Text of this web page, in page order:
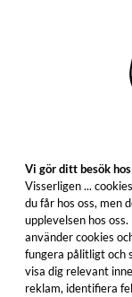
Vi gör ditt besök
Visserligen ...
du får hos oss, men
upplevelsen hos
använder cookies
fungera pålitligt och
visa dig relevant
reklam, identifiera